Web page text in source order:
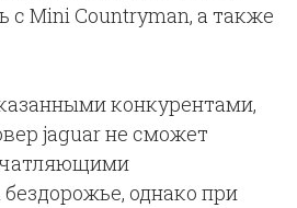
с Mini Countryman, а также
конкурентами,
jaguar не сможет
однако при